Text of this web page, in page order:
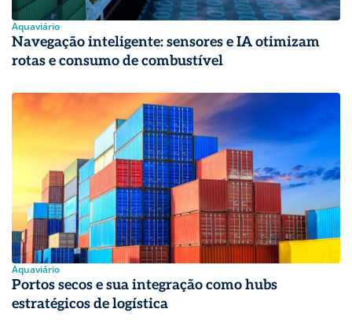
Aquaviário
Navegação inteligente: sensores e IA otimizam
rotas e consumo de combustível
Aquaviário
Portos secos e sua integração como hubs
estratégicos de logística